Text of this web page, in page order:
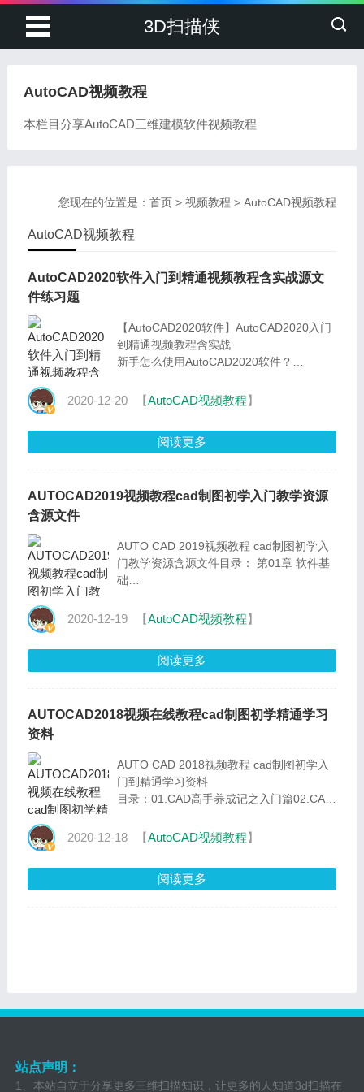
3D扫描侠
AutoCAD视频教程
本栏目分享AutoCAD三维建模软件视频教程
您现在的位置是：首页 >视频教程 >AutoCAD视频教程
AutoCAD视频教程
AutoCAD2020软件入门到精通视频教程含实战源文
件练习题
【AutoCAD2020软件】AutoCAD2020入门
到精通视频教程含实战
新手怎么使用AutoCAD2020软件？
的CAD软件，此软件功能强大、使用方便，
2020-12-20 【AutoCAD视频教程】
阅读更多
AUTOCAD2019视频教程cad制图初学入门教学资源
含源文件
AUTO CAD 2019视频教程 cad制图初学入
门教学资源含源文件目录： 第01章 软件基
础
字与表格第05章 图层与对象第06章 块的应
2020-12-19 【AutoCAD视频教程】
阅读更多
AUTOCAD2018视频在线教程cad制图初学精通学习
资料
AUTO CAD 2018视频教程 cad制图初学入
门到精通学习资料
目录：01.CAD高手养成记之入门篇02.CAD
精通篇04.CAD高手养成记之精进篇05.CAD
2020-12-18 【AutoCAD视频教程】
阅读更多
站点声明：
1、本站自立于分享更多三维扫描知识，让更多的人知道3d扫描在